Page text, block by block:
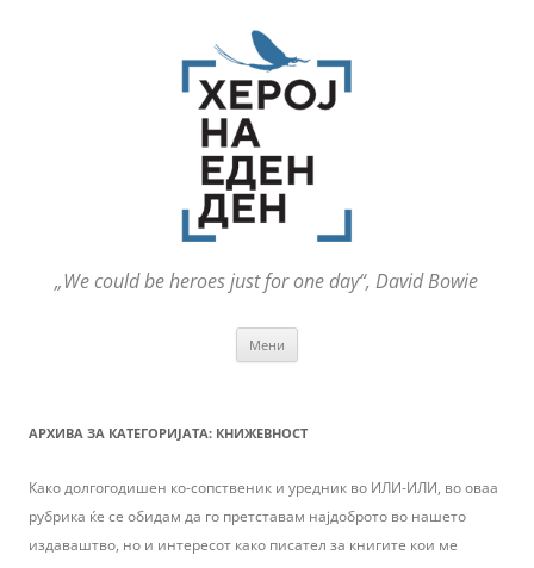
„We could be heroes just for one day“, David Bowie
Мени
АРХИВА ЗА КАТЕГОРИЈАТА: КНИЖЕВНОСТ
Како долгогодишен ко-сопственик и уредник во ИЛИ-ИЛИ, во оваа
рубрика ќе се обидам да го претставам најдоброто во нашето
издаваштво, но и интересот како писател за книгите кои ме